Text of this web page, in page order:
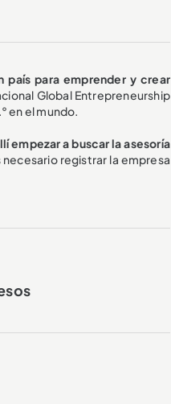
país para emprender y crear
Global Entrepreneurship
en el mundo.
empezar a buscar la asesoría
registrar la empresa